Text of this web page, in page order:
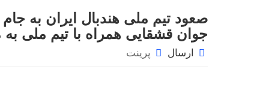
صعود تیم ملی هندبال ایران به
جوان قشقایی همراه با تیم ملی
ارسال پرینت